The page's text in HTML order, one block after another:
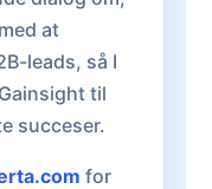
at
leads, så I
til
succeser.
for